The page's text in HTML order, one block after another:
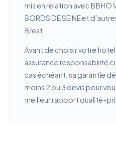
mis en relation avec BBHO
BORDS DE SEINE et
Brest.
Avant de choisir votre
assurance responsabilité
cas échéant, sa garantie
moins 2 ou 3 devis pour
meilleur rapport qualité-